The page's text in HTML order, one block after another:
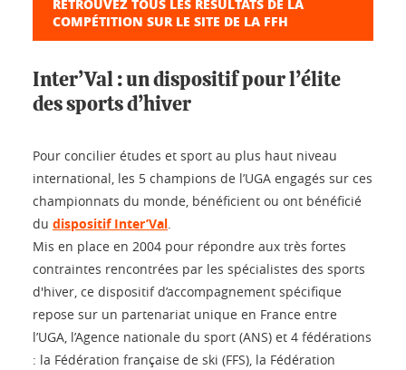
RETROUVEZ TOUS LES RÉSULTATS DE LA
COMPÉTITION SUR LE SITE DE LA FFH
Inter’Val : un dispositif pour l’élite
des sports d’hiver
Pour concilier études et sport au plus haut niveau
international, les 5 champions de l’UGA engagés sur ces
championnats du monde, bénéficient ou ont bénéficié
du dispositif Inter’Val.
Mis en place en 2004 pour répondre aux très fortes
contraintes rencontrées par les spécialistes des sports
d'hiver, ce dispositif d’accompagnement spécifique
repose sur un partenariat unique en France entre
l’UGA, l’Agence nationale du sport (ANS) et 4 fédérations
: la Fédération française de ski (FFS), la Fédération